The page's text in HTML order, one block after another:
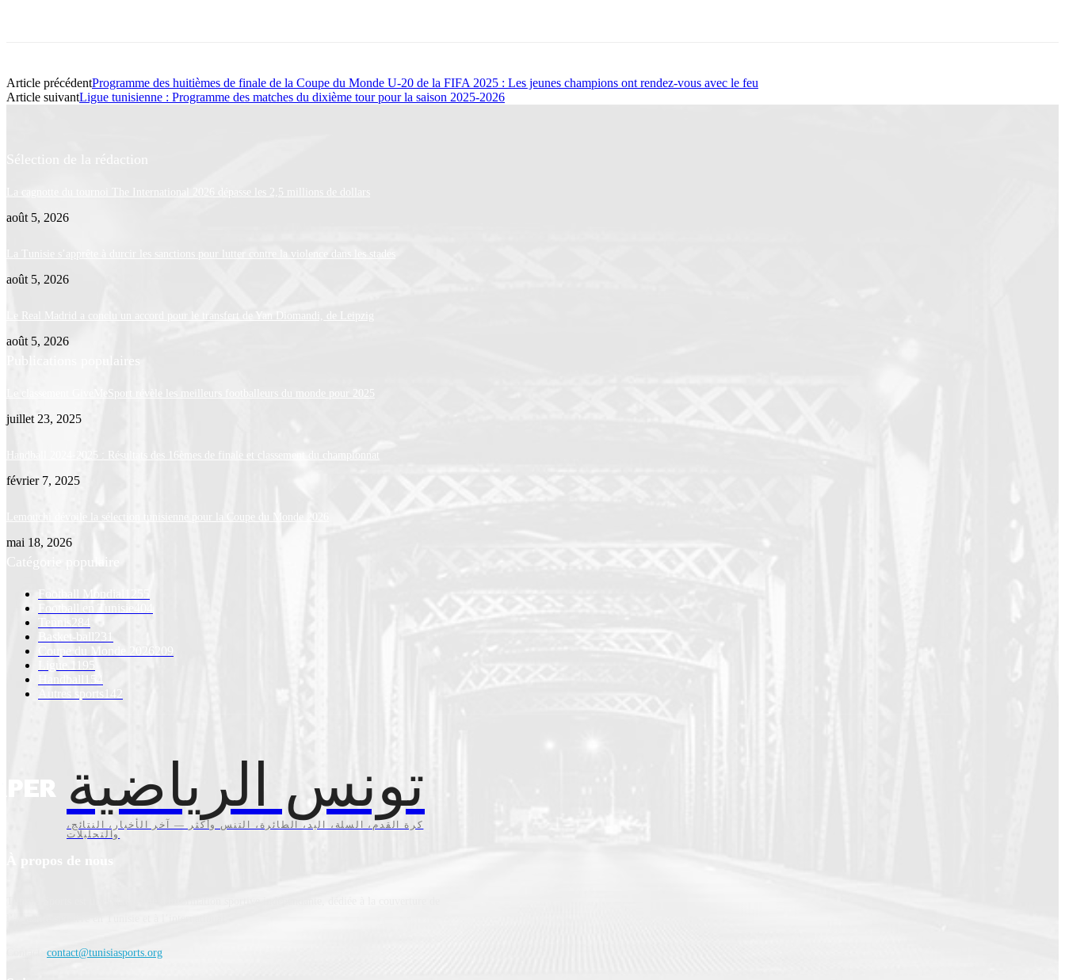
Article précédentProgramme des huitièmes de finale de la Coupe du Monde U-20 de la FIFA 2025 : Les jeunes champions ont rendez-vous avec le feu
Article suivantLigue tunisienne : Programme des matches du dixième tour pour la saison 2025-2026
Sélection de la rédaction
La cagnotte du tournoi The International 2026 dépasse les 2,5 millions de dollars
août 5, 2026
La Tunisie s’apprête à durcir les sanctions pour lutter contre la violence dans les stades
août 5, 2026
Le Real Madrid a conclu un accord pour le transfert de Yan Diomandi, de Leipzig
août 5, 2026
Publications populaires
Le classement GiveMeSport révèle les meilleurs footballeurs du monde pour 2025
juillet 23, 2025
Handball 2024-2025 : Résultats des 16èmes de finale et classement du championnat
février 7, 2025
Lemouchi dévoile la sélection tunisienne pour la Coupe du Monde 2026
mai 18, 2026
Catégorie populaire
Football Mondial
Football en Tunisie
Basket-ball
Coupe du Monde 2026
195
154
Autres sports 142
تونس الرياضية
كرة القدم، السلة، اليد، الطائرة، التنس وأكثر — آخر الأخبار، النتائج،
والتحليلات
À propos de nous
contact@tunisiasports.org